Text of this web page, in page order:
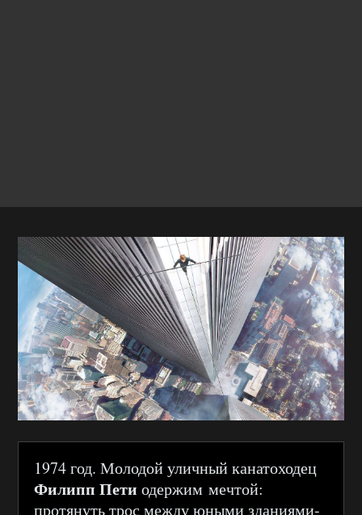
1974 год. Молодой уличный канатоходец
Филипп Пети одержим мечтой:
протянуть трос между юными зданиями-